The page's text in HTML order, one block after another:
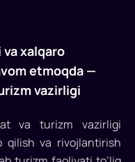
xalqaro
etmoqda —
vazirligi
va turizm vazirligi
qilish va rivojlantirish